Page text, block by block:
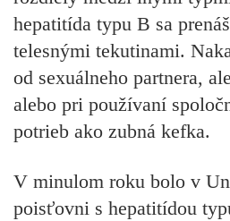
hepatitída typu B sa
telesnými tekutinami.
od sexuálneho partnera,
alebo pri používaní
potrieb ako zubná kefka.
V minulom roku bolo v
poisťovni s hepatitídou